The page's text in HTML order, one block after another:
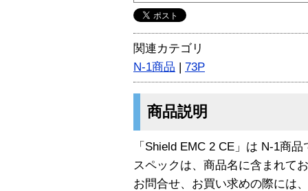
関連カテゴリ
N-1商品 | 73P
商品説明
「Shield EMC 2 CE」は N-1商品
スペックは、商品名に含まれて
お問合せ、お買い求めの際には